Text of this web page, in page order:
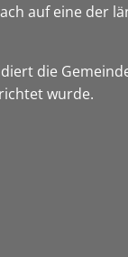
auf eine der
die
wurde.